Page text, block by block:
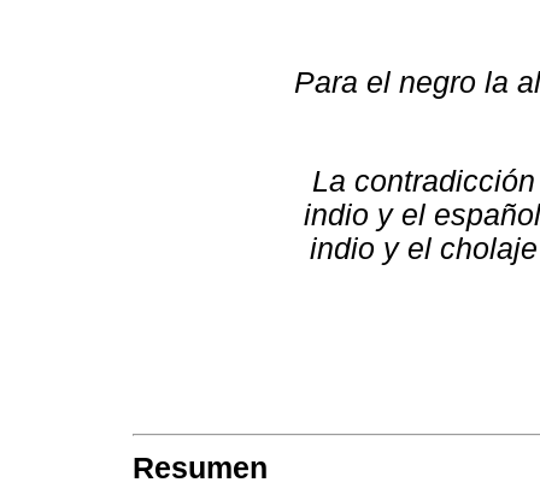
Para el negro la
La
indio y el
indio y el
Resumen